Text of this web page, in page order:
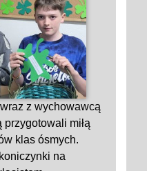
z wychowawcą
miłą
klas ósmych.
na